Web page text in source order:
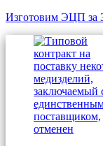
Изготовим ЭЦП за